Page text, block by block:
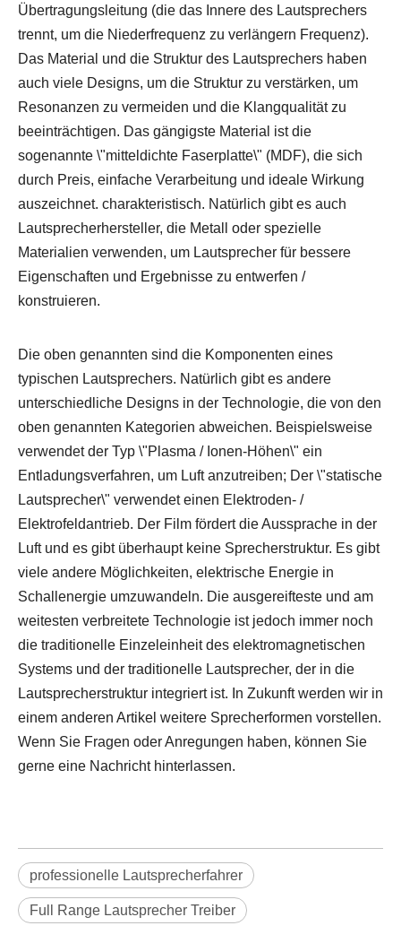
Übertragungsleitung (die das Innere des Lautsprechers
trennt, um die Niederfrequenz zu verlängern Frequenz).
Das Material und die Struktur des Lautsprechers haben
auch viele Designs, um die Struktur zu verstärken, um
Resonanzen zu vermeiden und die Klangqualität zu
beeinträchtigen. Das gängigste Material ist die
sogenannte \"mitteldichte Faserplatte\" (MDF), die sich
durch Preis, einfache Verarbeitung und ideale Wirkung
auszeichnet. charakteristisch. Natürlich gibt es auch
Lautsprecherhersteller, die Metall oder spezielle
Materialien verwenden, um Lautsprecher für bessere
Eigenschaften und Ergebnisse zu entwerfen /
konstruieren.
Die oben genannten sind die Komponenten eines
typischen Lautsprechers. Natürlich gibt es andere
unterschiedliche Designs in der Technologie, die von den
oben genannten Kategorien abweichen. Beispielsweise
verwendet der Typ \"Plasma / Ionen-Höhen\" ein
Entladungsverfahren, um Luft anzutreiben; Der \"statische
Lautsprecher\" verwendet einen Elektroden- /
Elektrofeldantrieb. Der Film fördert die Aussprache in der
Luft und es gibt überhaupt keine Sprecherstruktur. Es gibt
viele andere Möglichkeiten, elektrische Energie in
Schallenergie umzuwandeln. Die ausgereifteste und am
weitesten verbreitete Technologie ist jedoch immer noch
die traditionelle Einzeleinheit des elektromagnetischen
Systems und der traditionelle Lautsprecher, der in die
Lautsprecherstruktur integriert ist. In Zukunft werden wir in
einem anderen Artikel weitere Sprecherformen vorstellen.
Wenn Sie Fragen oder Anregungen haben, können Sie
gerne eine Nachricht hinterlassen.
professionelle Lautsprecherfahrer
Full Range Lautsprecher Treiber